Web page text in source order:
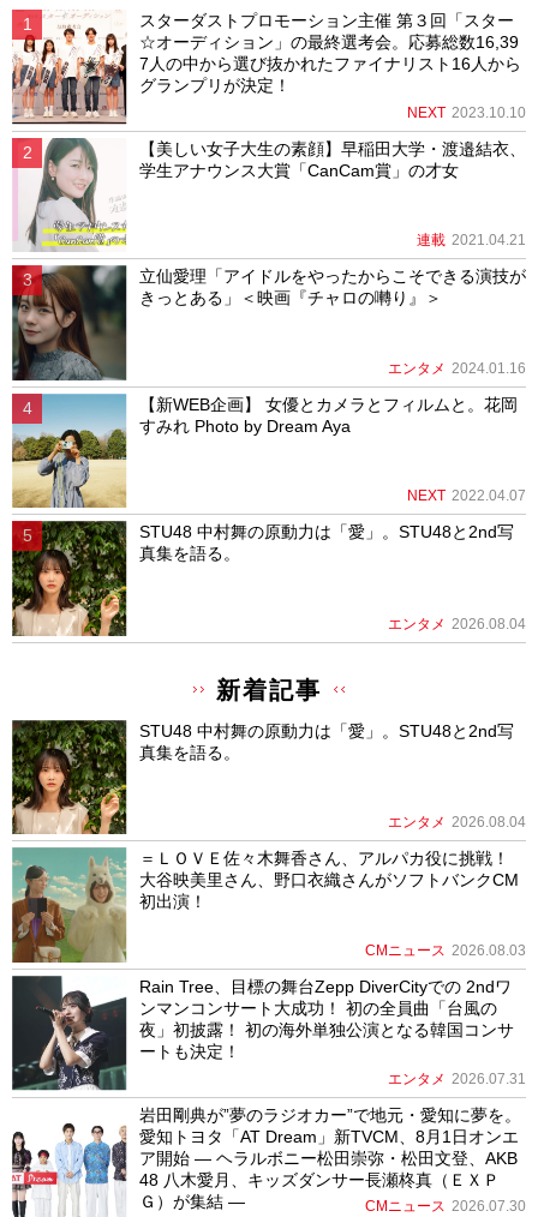
スターダストプロモーション主催 第３回「スター
☆オーディション」の最終選考会。応募総数16,39
7人の中から選び抜かれたファイナリスト16人から
グランプリが決定！
NEXT 2023.10.10
【美しい女子大生の素顔】早稲田大学・渡邉結衣、
学生アナウンス大賞「CanCam賞」の才女
連載 2021.04.21
立仙愛理「アイドルをやったからこそできる演技が
きっとある」＜映画『チャロの囀り』＞
エンタメ 2024.01.16
【新WEB企画】 女優とカメラとフィルムと。花岡
すみれ Photo by Dream Aya
NEXT 2022.04.07
STU48 中村舞の原動力は「愛」。STU48と2nd写
真集を語る。
エンタメ 2026.08.04
新着記事
STU48 中村舞の原動力は「愛」。STU48と2nd写
真集を語る。
エンタメ 2026.08.04
＝ＬＯＶＥ佐々木舞香さん、アルパカ役に挑戦！
大谷映美里さん、野口衣織さんがソフトバンクCM
初出演！
CMニュース 2026.08.03
Rain Tree、目標の舞台Zepp DiverCityでの 2ndワ
ンマンコンサート大成功！ 初の全員曲「台風の
夜」初披露！ 初の海外単独公演となる韓国コンサ
ートも決定！
エンタメ 2026.07.31
岩田剛典が”夢のラジオカー”で地元・愛知に夢を。
愛知トヨタ「AT Dream」新TVCM、8月1日オンエ
ア開始 ― ヘラルボニー松田崇弥・松田文登、AKB
48 八木愛月、キッズダンサー長瀬柊真（ＥＸＰ
Ｇ）が集結 ―
CMニュース 2026.07.30